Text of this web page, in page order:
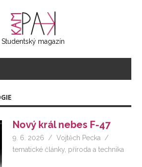
Studentský magazín
Nový král nebes F-47
9. 6. 2026
Vojtěch Pecka
tematické články příroda a technika